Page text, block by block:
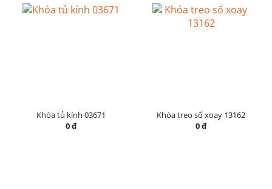
Khóa tủ kính 03671
0 đ
Khóa treo số xoay 13162
0 đ